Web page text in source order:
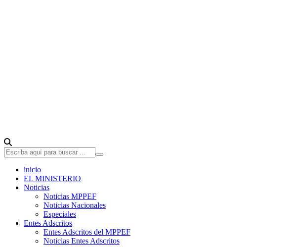
inicio
EL MINISTERIO
Noticias
Noticias MPPEF
Noticias Nacionales
Especiales
Entes Adscritos
Entes Adscritos del MPPEF
Noticias Entes Adscritos